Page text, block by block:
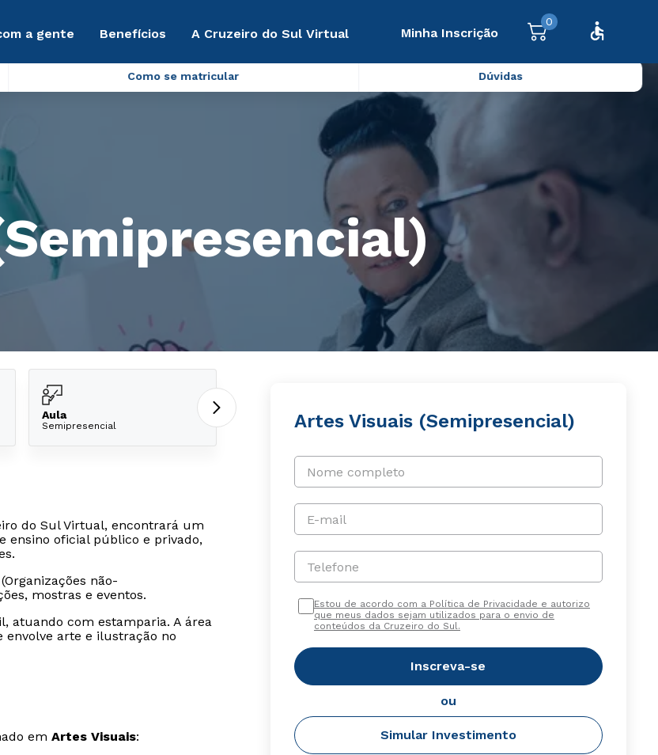
a gente Benefícios A Cruzeiro do Sul Virtual Minha Inscrição
0
Como se matricular Dúvidas
Aula
Semipresencial
do Sul Virtual, encontrará um
ensino oficial público e privado,
não-
mostras e eventos.
atuando com estamparia. A área
arte e ilustração no
em Artes Visuais:
Artes Visuais (Semipresencial)
Nome completo
E-mail
Telefone
Estou de acordo com a Política de Privacidade e autorizo
que meus dados sejam utilizados para o envio de
conteúdos da Cruzeiro do Sul.
Inscreva-se
ou
Simular Investimento